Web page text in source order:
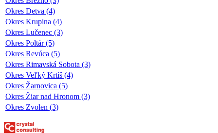
Okres Detva (4)
Okres Krupina (4)
Okres Lučenec (3)
Okres Poltár (5)
Okres Revúca (5)
Okres Rimavská Sobota (3)
Okres Veľký Krtíš (4)
Okres Žarnovica (5)
Okres Žiar nad Hronom (3)
Okres Zvolen (3)